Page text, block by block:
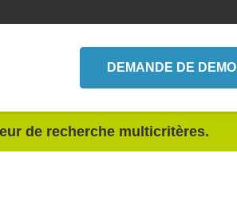
DEMANDE DE DEMO
de recherche multicritères.